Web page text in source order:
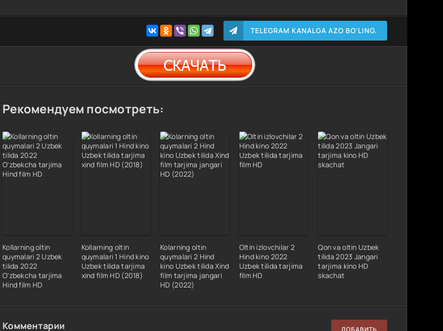
TELEGRAM KANALGA AZO BO'LING.
Рекомендуем посмотреть:
Kollarning oltin
quymalari 2 Uzbek
tilida 2022
O'zbekcha tarjima
Hind film HD
Kollarning oltin
quymalari 1 Hind kino
Uzbek tilida tarjima
xind film HD (2018)
Kolarning oltin
quymalari 2 Hind
kino Uzbek tilida Xind
film tarjima jangari
HD (2022)
Oltin izlovchilar 2
Hind kino 2022
Uzbek tilida tarjima
film HD
Qon va oltin Uzbek
tilida 2023 Jangari
tarjima kino HD
skachat
Комментарии